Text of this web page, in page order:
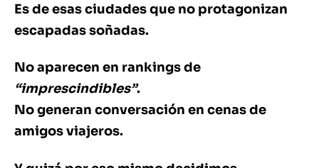
Es de esas ciudades que no protagonizan
escapadas soñadas.
No aparecen en rankings de
“imprescindibles”.
No generan conversación en cenas de
amigos viajeros.